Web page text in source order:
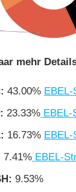
mehr
43.00% EBEL-
23.33% EBEL-
16.73% EBEL-
7.41% EBEL-
9.53%